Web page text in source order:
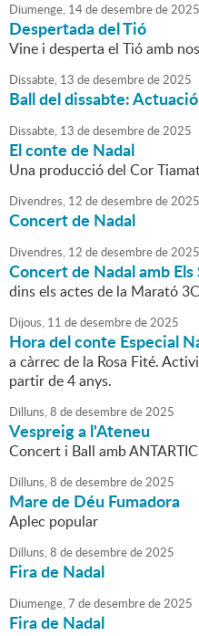
Diumenge, 14dedesembrede2025
Despertada del Tió
Vine i desperta el Tió amb
Dissabte, 13 dedesembrede2025
Ball del dissabte:
Dissabte, 13 dedesembrede2025
El conte de Nadal
Una producció del Cor
Divendres, 12 dedesembrede2025
Concert de Nadal
Divendres, 12 dedesembrede2025
Concert de Nadal amb
dins els actes de la Marató
Dijous, 11 dedesembrede2025
Hora del conte Especial
a càrrec de la Rosa Fité.
partir de 4 anys.
Dilluns,8 dedesembrede2025
Vespreig a l'Ateneu
Concert i Ball amb
Dilluns,8 dedesembrede2025
Mare de Déu Fumadora
Aplec popular
Dilluns,8 dedesembrede2025
Fira de Nadal
Diumenge,7 dedesembrede2025
Fira de Nadal